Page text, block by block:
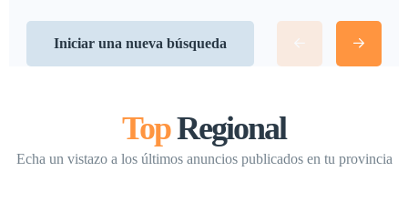
Iniciar una nueva búsqueda
TopRegional
Echa un vistazo a los últimos anuncios publicados en tu provincia